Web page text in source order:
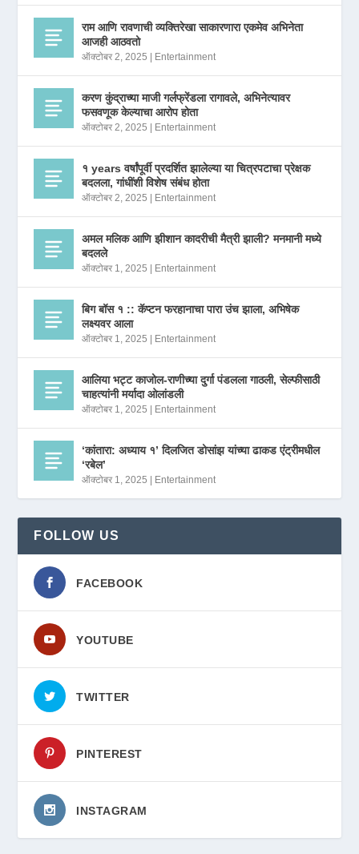
राम आणि रावणाची व्यक्तिरेखा साकारणारा एकमेव अभिनेता
आजही आठवतो
ऑक्टोबर 2, 2025 Entertainment
करण कुंद्राच्या माजी गर्लफ्रेंडला रागावले, अभिनेत्यावर
फसवणूक केल्याचा आरोप होता
ऑक्टोबर 2, 2025 Entertainment
१ years वर्षांपूर्वी प्रदर्शित झालेल्या या चित्रपटाचा प्रेक्षक
बदलला, गांधींशी विशेष संबंध होता
ऑक्टोबर 2, 2025 Entertainment
अमल मलिक आणि झीशान कादरीची मैत्री झाली? मनमानी मध्ये
बदलले
ऑक्टोबर 1, 2025 Entertainment
बिग बॉस १ :: कॅप्टन फरहानाचा पारा उंच झाला, अभिषेक
लक्ष्यवर आला
ऑक्टोबर 1, 2025 Entertainment
आलिया भट्ट काजोल-राणीच्या दुर्गा पंडलला गाठली, सेल्फीसाठी
चाहत्यांनी मर्यादा ओलांडली
ऑक्टोबर 1, 2025 Entertainment
‘कांतारा: अध्याय १’ दिलजित डोसांझ यांच्या ढाकड एंट्रीमधील
‘रबेल’
ऑक्टोबर 1, 2025 Entertainment
FOLLOW US
FACEBOOK
YOUTUBE
TWITTER
PINTEREST
INSTAGRAM